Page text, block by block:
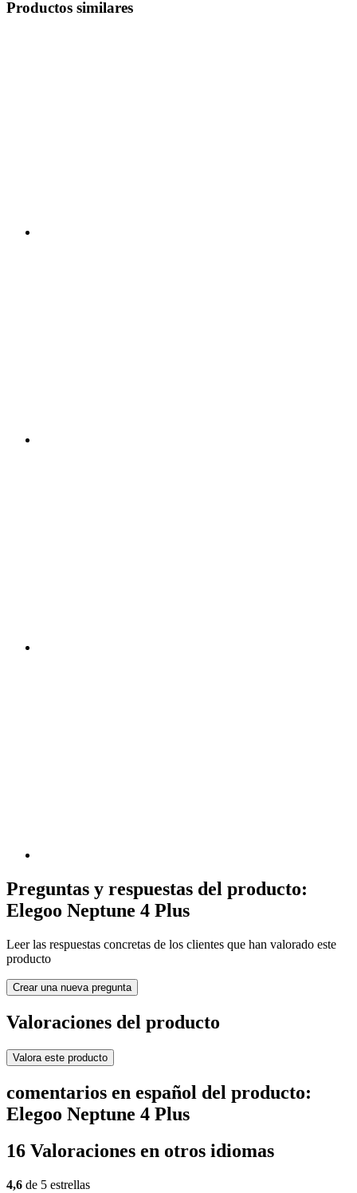
Productos similares
Preguntas y respuestas del producto:
Elegoo Neptune 4 Plus
Leer las respuestas concretas de los clientes que han valorado este
producto
Crear una nueva pregunta
Valoraciones del producto
Valora este producto
comentarios en español del producto:
Elegoo Neptune 4 Plus
16 Valoraciones en otros idiomas
4,6 de 5 estrellas